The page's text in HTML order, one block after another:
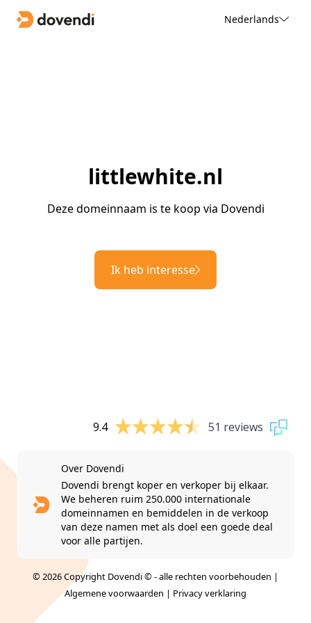
Nederlands
littlewhite.nl
Deze domeinnaam is te koop via Dovendi
Ik heb interesse
9.4 51 reviews
Over Dovendi
Dovendi brengt koper en verkoper bij elkaar.
We beheren ruim 250.000 internationale
domeinnamen en bemiddelen in de verkoop
van deze namen met als doel een goede deal
voor alle partijen.
© 2026 Copyright Dovendi © - alle rechten voorbehouden |
Algemene voorwaarden | Privacy verklaring